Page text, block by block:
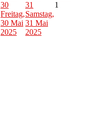
30
Freitag,
30 Mai
2025
31
Samstag,
31 Mai
2025
1